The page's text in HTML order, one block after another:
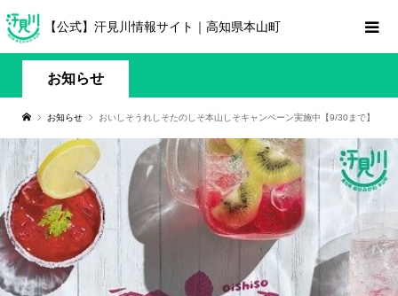
【公式】汗見川情報サイト｜高知県本山町
お知らせ
お知らせ おいしそうれしそたのしそ本山しそキャンペーン実施中【9/30まで】